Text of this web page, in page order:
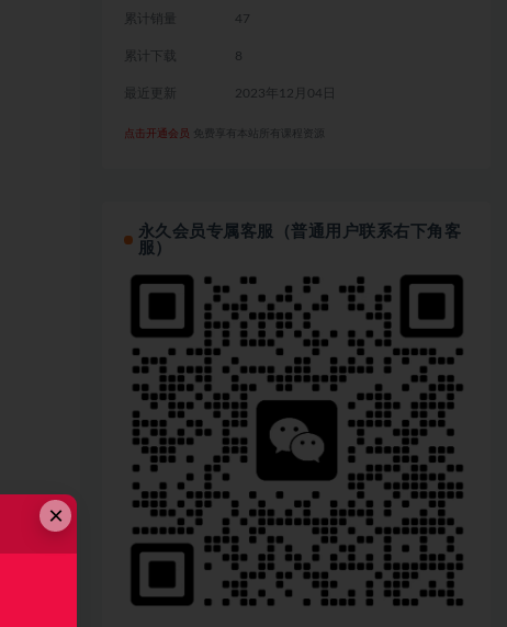
累计销量 47
累计下载 8
最近更新 2023年12月04日
点击开通会员 免费享有本站所有课程资源
永久会员专属客服（普通用户联系右下角客
服）
×